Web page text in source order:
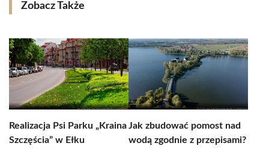
Zobacz Także
Realizacja Psi Parku „Kraina
Szczęścia” w Ełku
Jak zbudować pomost nad
wodą zgodnie z przepisami?